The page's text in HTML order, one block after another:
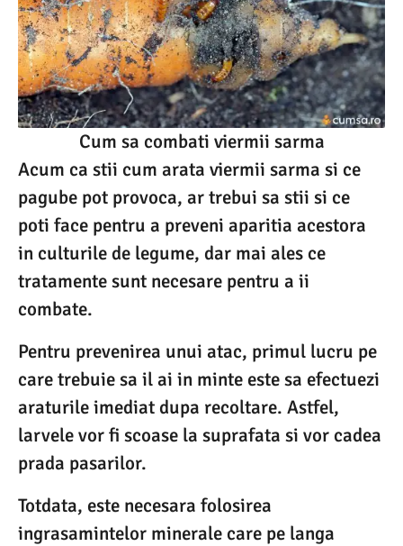
Cum sa combati viermii sarma
Acum ca stii cum arata viermii sarma si ce
pagube pot provoca, ar trebui sa stii si ce
poti face pentru a preveni aparitia acestora
in culturile de legume, dar mai ales ce
tratamente sunt necesare pentru a ii
combate.
Pentru prevenirea unui atac, primul lucru pe
care trebuie sa il ai in minte este sa efectuezi
araturile imediat dupa recoltare. Astfel,
larvele vor fi scoase la suprafata si vor cadea
prada pasarilor.
Totdata, este necesara folosirea
ingrasamintelor minerale care pe langa